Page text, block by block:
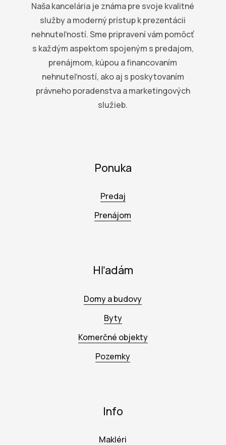
Naša kancelária je známa pre svoje kvalitné
služby a moderný prístup k prezentácii
nehnuteľností. Sme pripravení vám pomôcť
s každým aspektom spojeným s predajom,
prenájmom, kúpou a financovaním
nehnuteľností, ako aj s poskytovaním
právneho poradenstva a marketingových
služieb.
Ponuka
Predaj
Prenájom
Hľadám
Domy a budovy
Byty
Komerčné objekty
Pozemky
Info
Makléri